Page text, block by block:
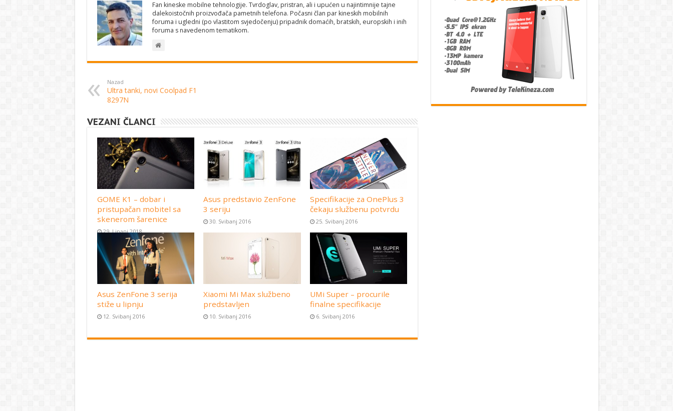
Fan kineske mobilne tehnologije. Tvrdoglav, pristran, ali i upućen u najintimnije tajne
dalekoistočnih proizvođača pametnih telefona. Počasni član par kineskih mobilnih
foruma i ugledni (po vlastitom svjedočenju) pripadnik domaćih, bratskih, europskih i inih
foruma s navedenom tematikom.
Nazad
Ultra tanki, novi Coolpad F1
8297N
VEZANI ČLANCI
GOME K1 – dobar i
pristupačan mobitel sa
skenerom šarenice
29. Lipanj 2018
Asus predstavio ZenFone
3 seriju
30. Svibanj 2016
Specifikacije za OnePlus 3
čekaju službenu potvrdu
25. Svibanj 2016
Asus ZenFone 3 serija
stiže u lipnju
12. Svibanj 2016
Xiaomi Mi Max službeno
predstavljen
10. Svibanj 2016
UMi Super – procurile
finalne specifikacije
6. Svibanj 2016